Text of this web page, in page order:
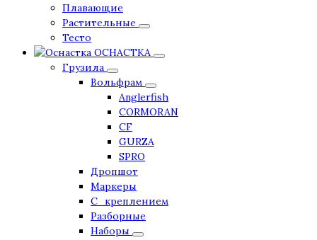
Плавающие
Растительные
Тесто
ОСНАСТКА
Грузила
Вольфрам
Anglerfish
CORMORAN
CF
GURZA
SPRO
Дропшот
Маркеры
С_креплением
Разборные
Наборы